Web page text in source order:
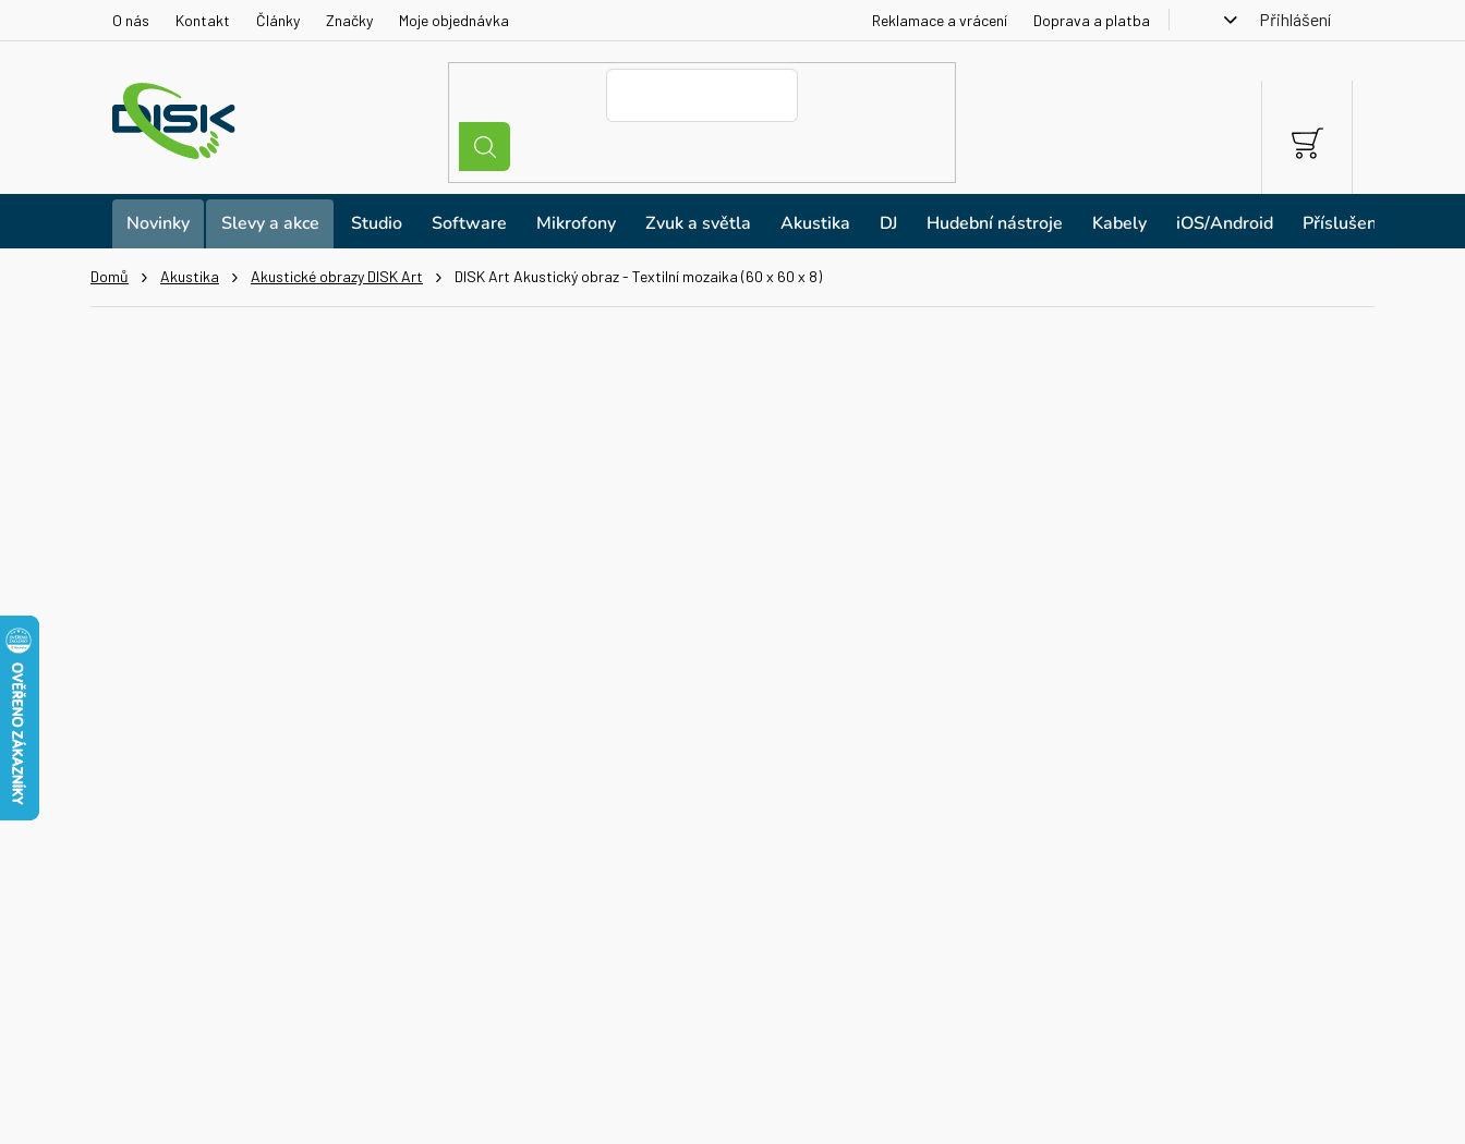
O nás Kontakt Články Značky Moje objednávka Reklamace a vrácení Doprava a platba Přihlášení
NÁKUPNÍ
KOŠÍK
Novinky Slevy a akce Studio Software Mikrofony Zvuk a světla Akustika DJ Hudební nástroje Kabely iOS/Android Příslušenství
Domů Akustika Akustické obrazy DISK Art DISK Art Akustický obraz - Textilní mozaika (60 x 60 x 8)